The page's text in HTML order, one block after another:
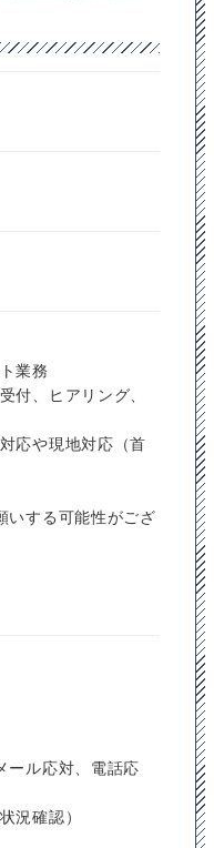
業務
付、ヒアリング、
応や現地対応（首
する可能性がござ
ル応対、電話応
況確認）